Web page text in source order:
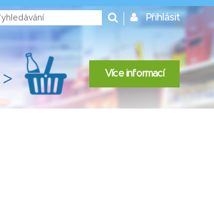
Přihlásit
> Více informací